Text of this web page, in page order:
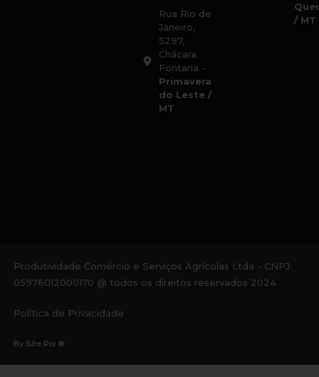
Rua Rio de
Janeiro,
5297,
Chácara
Fontana -
Primavera
do Leste /
MT
/ MT
Produtividade Comércio e Serviços Agrícolas Ltda - CNPJ:
05976012000170 @ todos os direitos reservados 2024
Política de Privacidade
By Site Pix ®